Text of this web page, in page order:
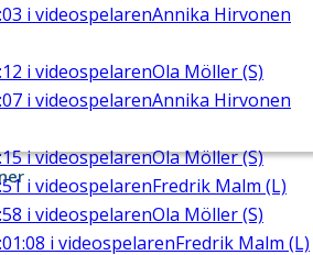
i videospelarenAnnika Hirvonen
i videospelarenOla Möller (S)
i videospelarenAnnika Hirvonen
i videospelarenOla Möller (S)
i videospelarenFredrik Malm (L)
i videospelarenOla Möller (S)
i videospelarenFredrik Malm (L)